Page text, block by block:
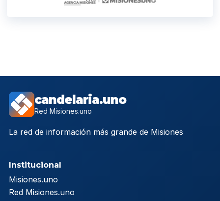
candelaria.uno
Red Misiones.uno
La red de información más grande de Misiones
Institucional
Misiones.uno
Red Misiones.uno